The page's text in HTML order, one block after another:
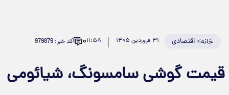
خانه>اقتصادی ۳۱ فروردین ۱۴۰۵ ۱۱:۵۸۰ کد خبر: 979879
قیمت گوشی سامسونگ، شیائومی